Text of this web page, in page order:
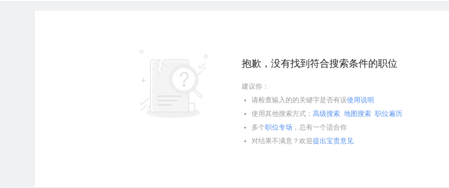
抱歉，没有找到符合搜索条件的职位
建议你：
请检查输入的的关键字是否有误使用说明
使用其他搜索方式： 高级搜索 地图搜索 职位遍历
多个职位专场 ，总有一个适合你
对结果不满意？欢迎提出宝贵意见